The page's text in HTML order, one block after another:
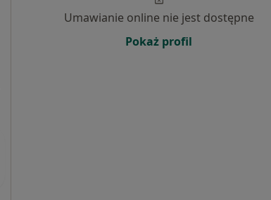
Umawianie online nie jest dostępne
Pokaż profil